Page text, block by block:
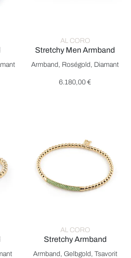
Ref: A390B, Preis: 6.300,00 €
AL CORO
Stretchy Men Armband
Al Coro Stretchy Men
Armband, Roségold, Diamant
6.180,00 €
Ref: A388G, Preis: 5.400,00 €
AL CORO
Stretchy Armband
Al Coro Stretchy Armband,
Armband, Gelbgold, Tsavorit